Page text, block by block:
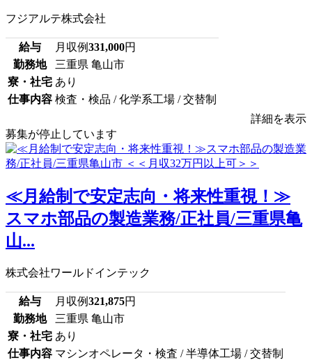
フジアルテ株式会社
給与 月収例331,000円
勤務地
三重県 亀山市
寮・社宅 あり
仕事内容 検査・検品 / 化学系工場 / 交替制
詳細を表示
募集が停止しています
≪月給制で安定志向・将来性重視！≫
スマホ部品の製造業務/正社員/三重県亀
山...
株式会社ワールドインテック
給与 月収例321,875円
勤務地
三重県 亀山市
寮・社宅 あり
仕事内容 マシンオペレータ・検査 / 半導体工場 / 交替制